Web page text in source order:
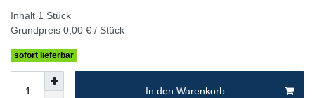
Inhalt 1 Stück
Grundpreis 0,00 € / Stück
sofort lieferbar
In den Warenkorb